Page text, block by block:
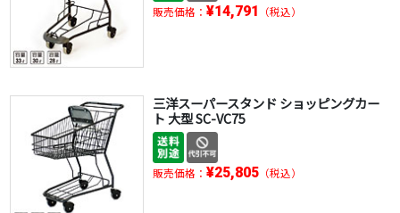
販売価格： ¥14,791 （税込）
三洋スーパースタンド ショッピングカー
ト 大型 SC-VC75
販売価格： ¥25,805（税込）